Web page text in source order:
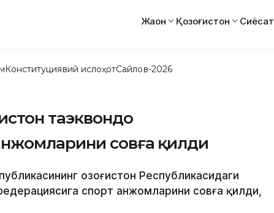
Жаҳон Қозоғистон Сиёсат
Конституциявий ислоҳотСайлов-2026
таэквондо
совға қилди
Қозоғистон Республикасидаги
спорт анжомларини совға қилди,